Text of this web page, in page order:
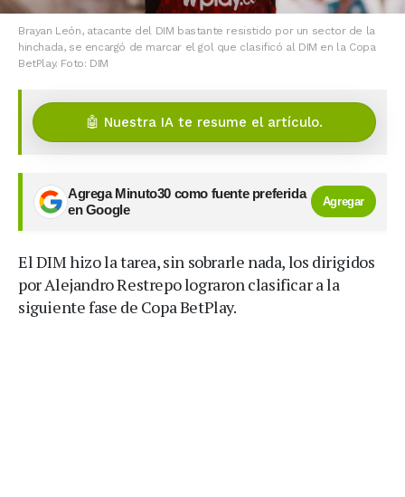
Brayan León, atacante del DIM bastante resistido por un sector de la
hinchada, se encargó de marcar el gol que clasificó al DIM en la Copa
BetPlay. Foto: DIM
🤖 Nuestra IA te resume el artículo.
Agrega Minuto30 como fuente preferida
en Google
Agregar
El DIM hizo la tarea, sin sobrarle nada, los dirigidos
por Alejandro Restrepo lograron clasificar a la
siguiente fase de Copa BetPlay.